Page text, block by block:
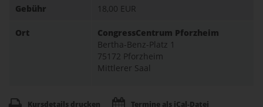
Gebühr 18,00 EUR
Ort
CongressCentrum Pforzheim
Bertha-Benz-Platz 1
75172 Pforzheim
Mittlerer Saal
Kursdetails drucken Termine als iCal-Datei